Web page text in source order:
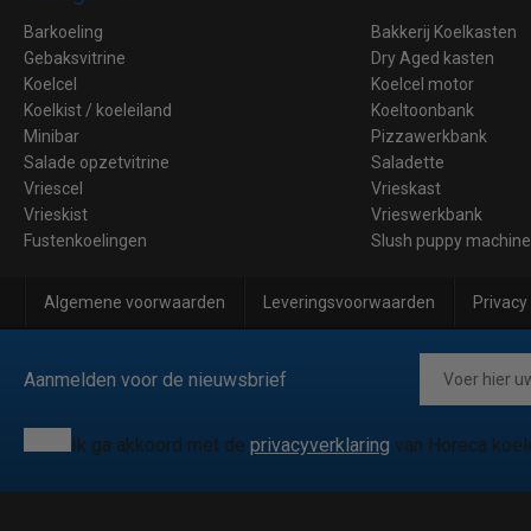
Barkoeling Bakkerij Koelkasten
Gebaksvitrine
Dry Aged kasten
Koelcel
Koelcel motor
Koelkist / koeleiland
Koeltoonbank
Minibar
Pizzawerkbank
Salade opzetvitrine
Saladette
Vriescel
Vrieskast
Vrieskist
Vrieswerkbank
Fustenkoelingen
Slush puppy
Algemene voorwaarden Leveringsvoorwaarden
Aanmelden voor de nieuwsbrief
Ik ga akkoord met de privacyverklaring van Horeca